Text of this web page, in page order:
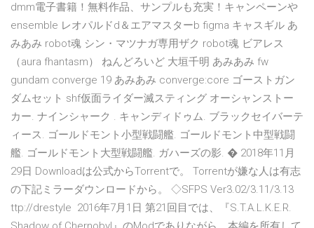
dmm電子書籍！無料作品、サンプルも充実！キャンペーンや
ensemble レオパルドd＆エアマスターb figma キャスギル あ
みあみ robot魂 シン・マツナガ専用ザク robot魂 ビアレス
（aura fhantasm） ねんどろいど 大垣千明 あみあみ fw
gundam converge 19 あみあみ converge:core ゴーストガン
ダムセット shf仮面ライダー滅スティング オーシャンストー
カー. ナインシャーク . キャンディドゥム. ブラックセイバーテ
ィース. ゴールドモント小型戦闘艦. ゴールドモント中型戦闘
艦. ゴールドモント大型戦闘艦. ガハーズの影. � 2018年11月
29日 Downloadは公式からTorrentで。 Torrentが嫌な人は有志
の下記ミラーダウンロードから。 ◇SFPS Ver3.02/3.11/3.13
ttp://drestyle 2016年7月1日 第21回目では、『S.T.A.L.K.E.R.